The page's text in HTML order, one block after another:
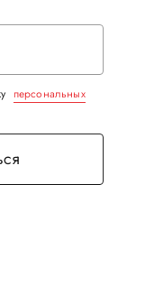
персональных